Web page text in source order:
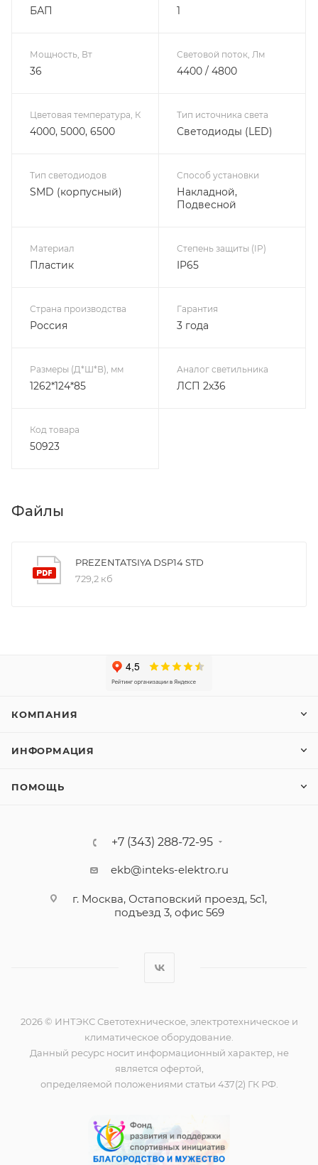
БАП 1
Мощность, Вт
36
Световой поток, Лм
4400 / 4800
Цветовая температура, К
4000, 5000, 6500
Тип источника света
Светодиоды (LED)
Тип светодиодов
SMD (корпусный)
Способ установки
Накладной,
Подвесной
Материал
Пластик
Степень защиты (IP)
IP65
Страна производства
Россия
Гарантия
3 года
Размеры (Д*Ш*В), мм
1262*124*85
Аналог светильника
ЛСП 2х36
Код товара
50923
Файлы
PREZENTATSIYA DSP14 STD
729,2 кб
КОМПАНИЯ
ИНФОРМАЦИЯ
ПОМОЩЬ
+7 (343) 288-72-95
ekb@inteks-elektro.ru
г. Москва, Остаповский проезд, 5с1,
подъезд 3, офис 569
2026 © ИНТЭКС Светотехническое, электротехническое и
климатическое оборудование.
Данный ресурс носит информационный характер, не
является офертой,
определяемой положениями статьи 437(2) ГК РФ.